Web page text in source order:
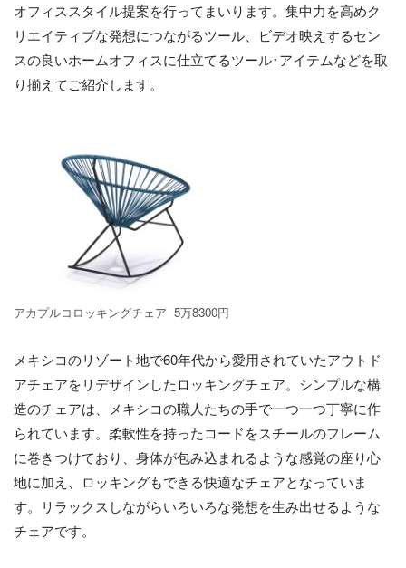
オフィススタイル提案を行ってまいります。集中力を高めク
リエイティブな発想につながるツール、ビデオ映えするセン
スの良いホームオフィスに仕立てるツール･アイテムなどを取
り揃えてご紹介します。
アカプルコロッキングチェア 5万8300円
メキシコのリゾート地で60年代から愛用されていたアウトド
アチェアをリデザインしたロッキングチェア。シンプルな構
造のチェアは、メキシコの職人たちの手で一つ一つ丁寧に作
られています。柔軟性を持ったコードをスチールのフレーム
に巻きつけており、身体が包み込まれるような感覚の座り心
地に加え、ロッキングもできる快適なチェアとなっていま
す。リラックスしながらいろいろな発想を生み出せるような
チェアです。